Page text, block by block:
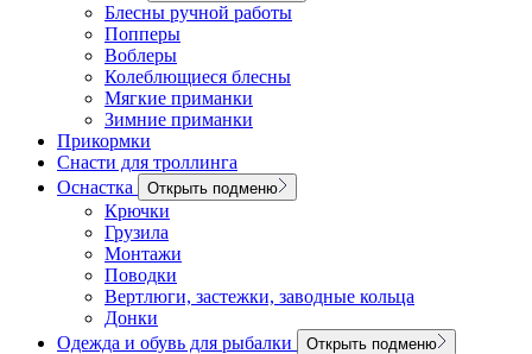
Блесны ручной работы
Попперы
Воблеры
Колеблющиеся блесны
Мягкие приманки
Зимние приманки
Прикормки
Снасти для троллинга
Оснастка
Открыть подменю
Крючки
Грузила
Монтажи
Поводки
Вертлюги, застежки, заводные кольца
Донки
Одежда и обувь для рыбалки
Открыть подменю